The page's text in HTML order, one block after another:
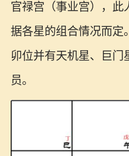
官禄宫（事业宫），此
据各星的组合情况而定
卯位并有天机星、巨门
员。